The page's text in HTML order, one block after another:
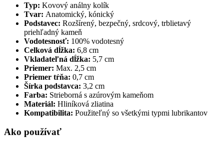
Typ: Kovový análny kolík
Tvar: Anatomický, kónický
Podstavec: Rozšírený, bezpečný, srdcový, trblietavý
priehľadný kameň
Vodotesnosť: 100% vodotesný
Celková dĺžka: 6,8 cm
Vkladateľná dĺžka: 5,7 cm
Priemer: Max. 2,5 cm
Priemer tŕňa: 0,7 cm
Šírka podstavca: 3,2 cm
Farba: Strieborná s azúrovým kameňom
Materiál: Hliníková zliatina
Kompatibilita: Použiteľný so všetkými typmi lubrikantov
Ako používať